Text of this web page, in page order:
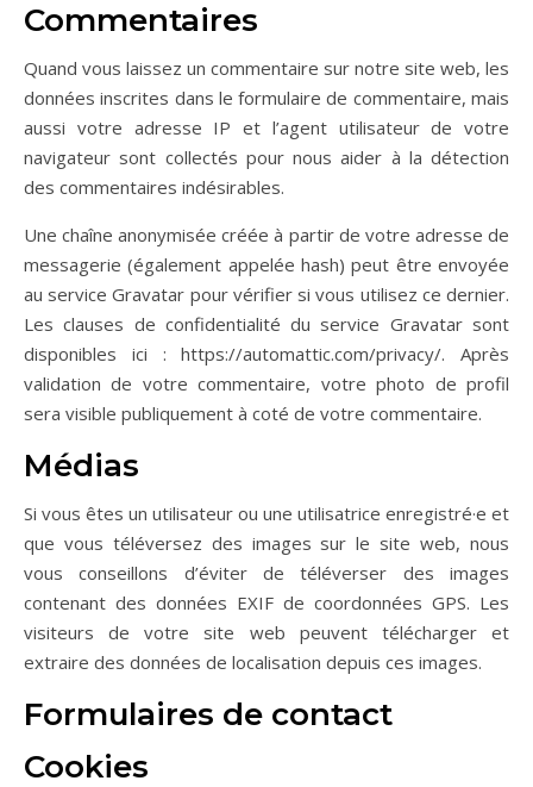
Commentaires
Quand vous laissez un commentaire sur notre site web, les
données inscrites dans le formulaire de commentaire, mais
aussi votre adresse IP et l’agent utilisateur de votre
navigateur sont collectés pour nous aider à la détection
des commentaires indésirables.
Une chaîne anonymisée créée à partir de votre adresse de
messagerie (également appelée hash) peut être envoyée
au service Gravatar pour vérifier si vous utilisez ce dernier.
Les clauses de confidentialité du service Gravatar sont
disponibles ici : https://automattic.com/privacy/. Après
validation de votre commentaire, votre photo de profil
sera visible publiquement à coté de votre commentaire.
Médias
Si vous êtes un utilisateur ou une utilisatrice enregistré·e et
que vous téléversez des images sur le site web, nous
vous conseillons d’éviter de téléverser des images
contenant des données EXIF de coordonnées GPS. Les
visiteurs de votre site web peuvent télécharger et
extraire des données de localisation depuis ces images.
Formulaires de contact
Cookies